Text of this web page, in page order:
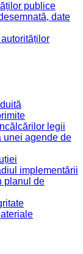
publice
date
legii
unei agende de
implementării
planul de